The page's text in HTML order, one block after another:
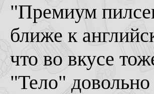
"Премиум
ближе к
что во вкусе
"Тело" довольно